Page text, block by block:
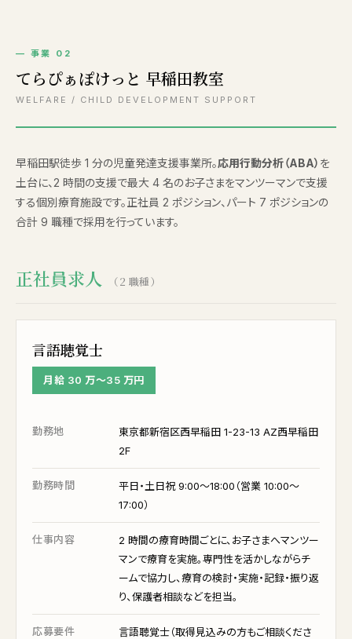
— 事業 02
てらぴぁぽけっと 早稲田教室
WELFARE / CHILD DEVELOPMENT SUPPORT
早稲田駅徒歩 1 分の児童発達支援事業所。応用行動分析（ABA） を
土台に、2 時間の支援で最大 4 名のお子さまをマンツーマンで支援
する個別療育施設です。正社員 2 ポジション、パート 7 ポジションの
合計 9 職種で採用を行っています。
正社員求人 （2 職種）
言語聴覚士
月給 30 万〜35 万円
勤務地
東京都新宿区西早稲田 1-23-13 AZ西早稲田
2F
勤務時間
平日・土日祝 9:00〜18:00（営業 10:00〜
17:00）
仕事内容
2 時間の療育時間ごとに、お子さまへマンツー
マンで療育を実施。専門性を活かしながらチ
ームで協力し、療育の検討・実施・記録・振り返
り、保護者相談などを担当。
応募要件
言語聴覚士（取得見込みの方もご相談くださ